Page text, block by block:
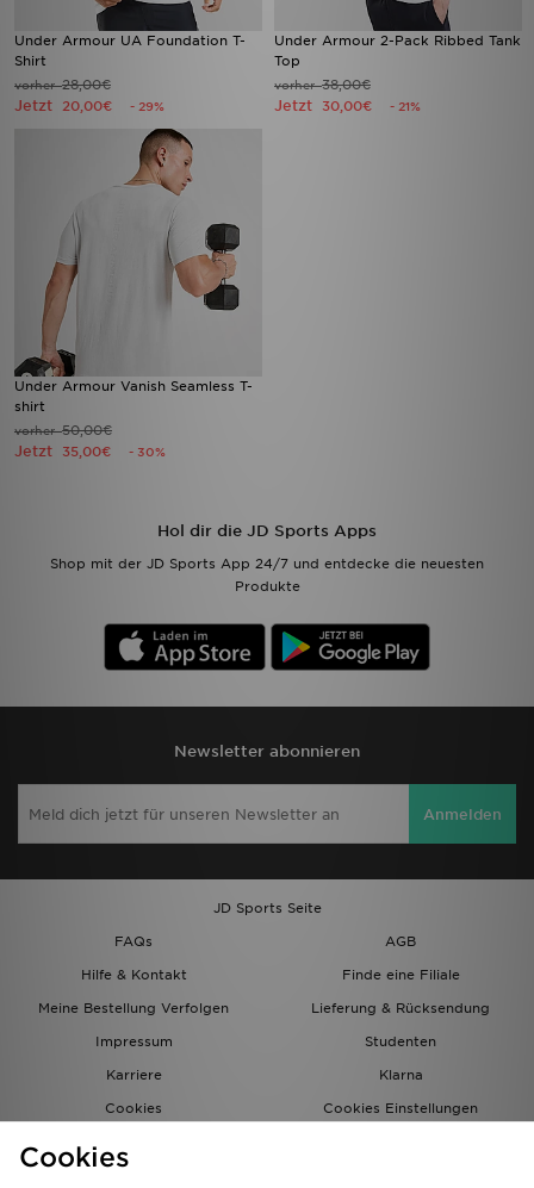
Under Armour UA Foundation T-
Shirt
vorher28,00€
Jetzt 20,00€ - 29%
Under Armour 2-Pack Ribbed Tank
Top
vorher38,00€
Jetzt 30,00€ - 21%
Under Armour Vanish Seamless T-
shirt
vorher50,00€
Jetzt 35,00€ - 30%
Hol dir die JD Sports Apps
Shop mit der JD Sports App 24/7 und entdecke die neuesten
Produkte
Newsletter abonnieren
Anmelden
JD Sports Seite
FAQs
AGB
Hilfe & Kontakt
Finde eine Filiale
Meine Bestellung Verfolgen
Lieferung & Rücksendung
Impressum
Studenten
Karriere
Klarna
Cookies
Cookies Einstellungen
Cookies